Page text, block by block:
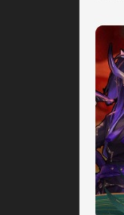
ツが
▼豪
キャ
▼豪
事前
回し